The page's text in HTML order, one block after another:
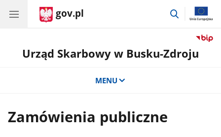
gov.pl
przejdź
Urząd Skarbowy w Busku-Zdroju
MENU
Zamówienia publiczne